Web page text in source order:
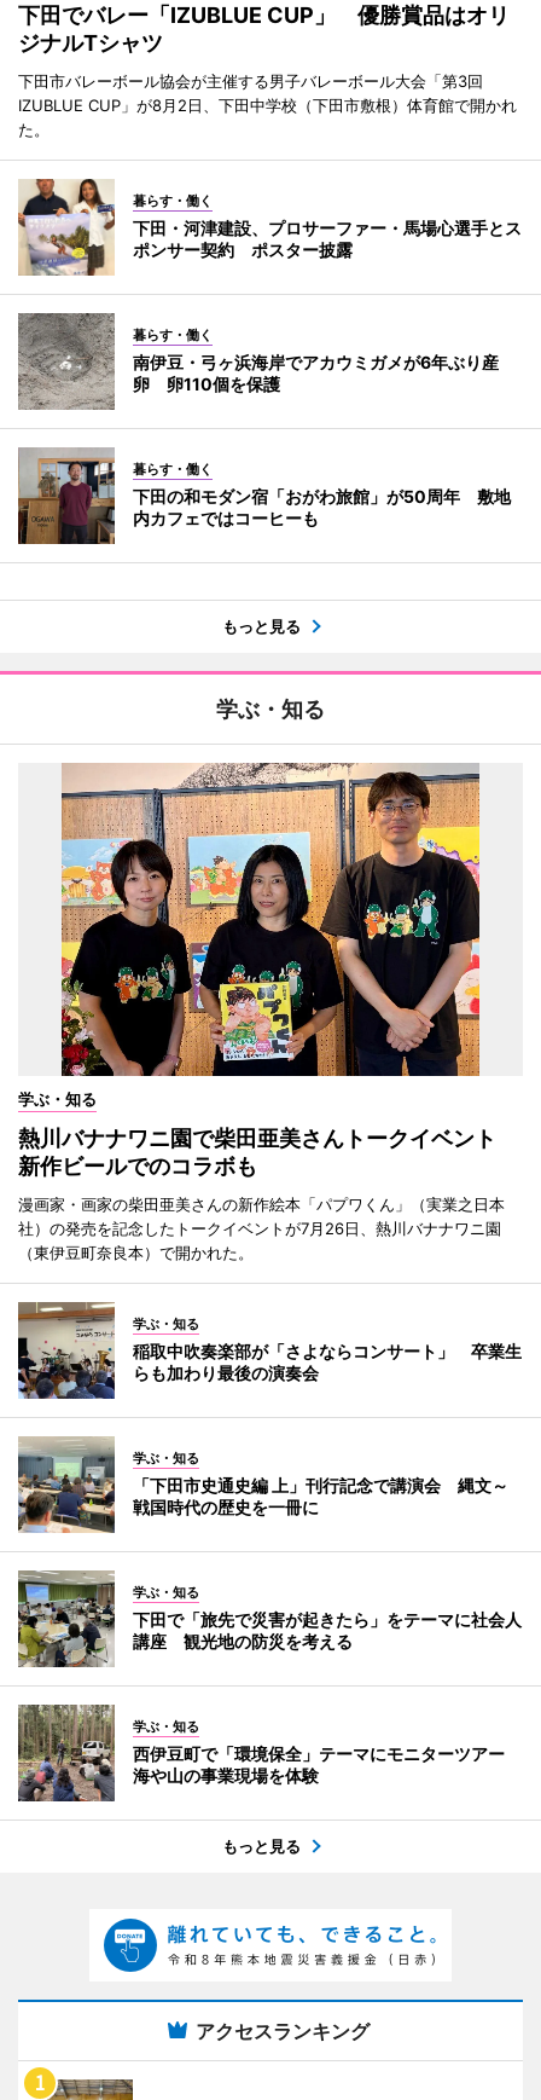
下田でバレー「IZUBLUE CUP」 優勝賞品はオリ
ジナルTシャツ
下田市バレーボール協会が主催する男子バレーボール大会「第3回
IZUBLUE CUP」が8月2日、下田中学校（下田市敷根）体育館で開かれ
た。
暮らす・働く
下田・河津建設、プロサーファー・馬場心選手とス
ポンサー契約 ポスター披露
暮らす・働く
南伊豆・弓ヶ浜海岸でアカウミガメが6年ぶり産
卵 卵110個を保護
暮らす・働く
下田の和モダン宿「おがわ旅館」が50周年 敷地
内カフェではコーヒーも
もっと見る
学ぶ・知る
学ぶ・知る
熱川バナナワニ園で柴田亜美さんトークイベント
新作ビールでのコラボも
漫画家・画家の柴田亜美さんの新作絵本「パプワくん」（実業之日本
社）の発売を記念したトークイベントが7月26日、熱川バナナワニ園
（東伊豆町奈良本）で開かれた。
学ぶ・知る
稲取中吹奏楽部が「さよならコンサート」 卒業生
らも加わり最後の演奏会
学ぶ・知る
「下田市史通史編 上」刊行記念で講演会 縄文～
戦国時代の歴史を一冊に
学ぶ・知る
下田で「旅先で災害が起きたら」をテーマに社会人
講座 観光地の防災を考える
学ぶ・知る
西伊豆町で「環境保全」テーマにモニターツアー
海や山の事業現場を体験
もっと見る
アクセスランキング